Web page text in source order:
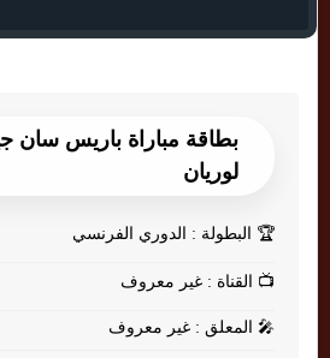
لوريان
🏆 البطولة : الدوري الفرنسي
📺 القناة : غير معروف
🎤 المعلق : غير معروف